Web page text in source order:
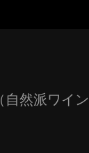
然派ワイ